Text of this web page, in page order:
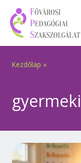
content
Kezdőlap »